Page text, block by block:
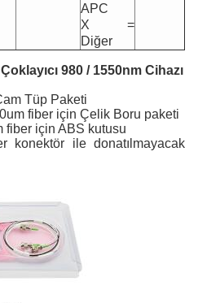
APC
X =
Diğer
980 / 1550nm Cihazı
Tüp Paketi
fiber için Çelik Boru paketi
fiber için ABS kutusu
konektör ile donatılmayacak